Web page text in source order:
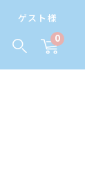
ゲスト様
0